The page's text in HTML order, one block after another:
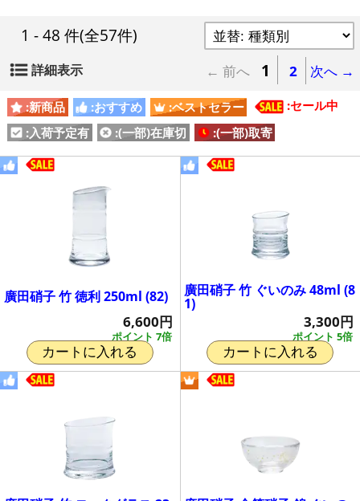
1 - 48 件(全57件)
詳細表示 ← 前へ 1 2 次へ →
:新商品 :おすすめ :ベストセラー
:セール中
:入荷予定有
:(一部)在庫切 :(一部)取寄
廣田硝子 竹 徳利 250ml (82)
ポイント 7倍
6,600円
カートに入れる
廣田硝子 竹 ぐいのみ 48ml (8
1)
ポイント 5倍
3,300円
カートに入れる